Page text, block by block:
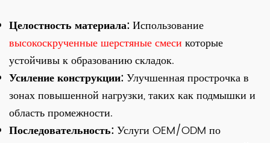
Целостность материала: Использование
высокоскрученные шерстяные смеси которые
устойчивы к образованию складок.
Усиление конструкции: Улучшенная прострочка в
зонах повышенной нагрузки, таких как подмышки и
область промежности.
Последовательность: Услуги OEM/ODM по